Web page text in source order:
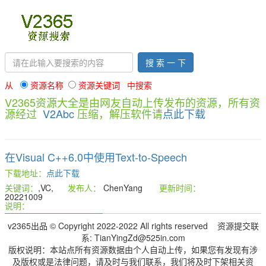
搜 索 一 下
从
资源名称 资源关键词 中搜索
V2365资源大全是由网友自动上传发布的资源，所有资
源经过 V2Abc压缩，解压软件请点此下载
在Visual C++6.0中使用Text-to-Speech
下载地址： 点此下载
关键词： ,VC, 发布人： ChenYang 更新时间：
20221009
说明：
v2365出品 © Copyright 2022-2022 All rights reserved 资源提交联
系: TianYingZd@525in.com
版权说明：本站点所有资源数据由个人自动上传，如果您有发现有涉
及版权或是法律问题，请及时与我们联系，我们将及时下架相关资